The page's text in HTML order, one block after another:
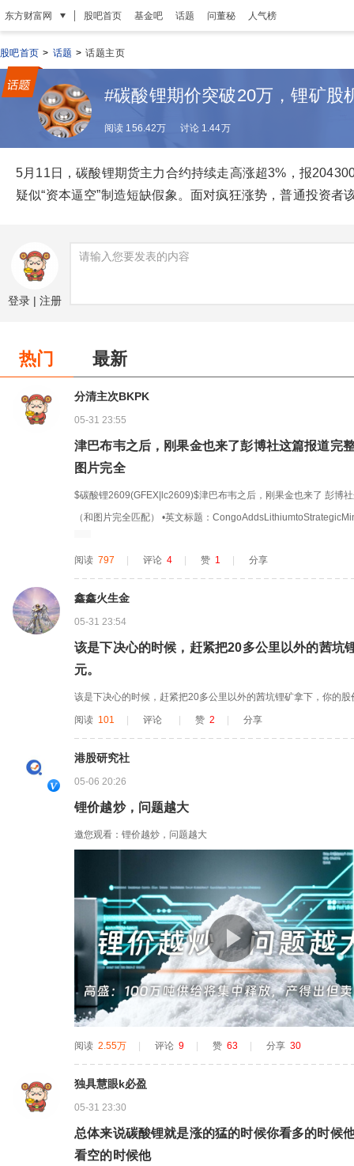
东方财富网 | 股吧首页 基金吧 话题 问董秘 人气榜
股吧首页 > 话题 > 话题主页
#碳酸锂期价突破20万，锂矿股
阅读 156.42万 讨论 1.44万
5月11日，碳酸锂期货主力合约持续走高涨超3%，报
疑似“资本逼空”制造短缺假象。面对疯狂涨势，普通投资者
登录 | 注册
热门 最新
分清主次BKPK
05-31 23:55
津巴布韦之后，刚果金也来了彭博社这篇报道完
图片完全
$碳酸锂2609(GFEX|lc2609)$津巴布韦之后，刚果金也来了 彭博
（和图片完全匹配） •英文标题：
3...
阅读 797 | 评论 4 | 赞 1 | 分享
鑫鑫火生金
05-31 23:54
该是下决心的时候，赶紧把20多公里以外的茜坑
元。
该是下决心的时候，赶紧把20多公里以外的茜坑锂矿拿下，你的
阅读 101 | 评论 | 赞 2 | 分享
港股研究社
05-06 20:26
锂价越炒，问题越大
邀您观看：锂价越炒，问题越大
阅读 2.55万 评论 9 赞 63 分享 30
独具慧眼k必盈
05-31 23:30
总体来说碳酸锂就是涨的猛的时候你看多的时候
看空的时候他